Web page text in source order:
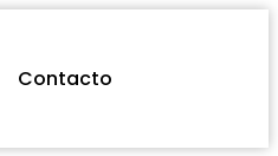
Contacto